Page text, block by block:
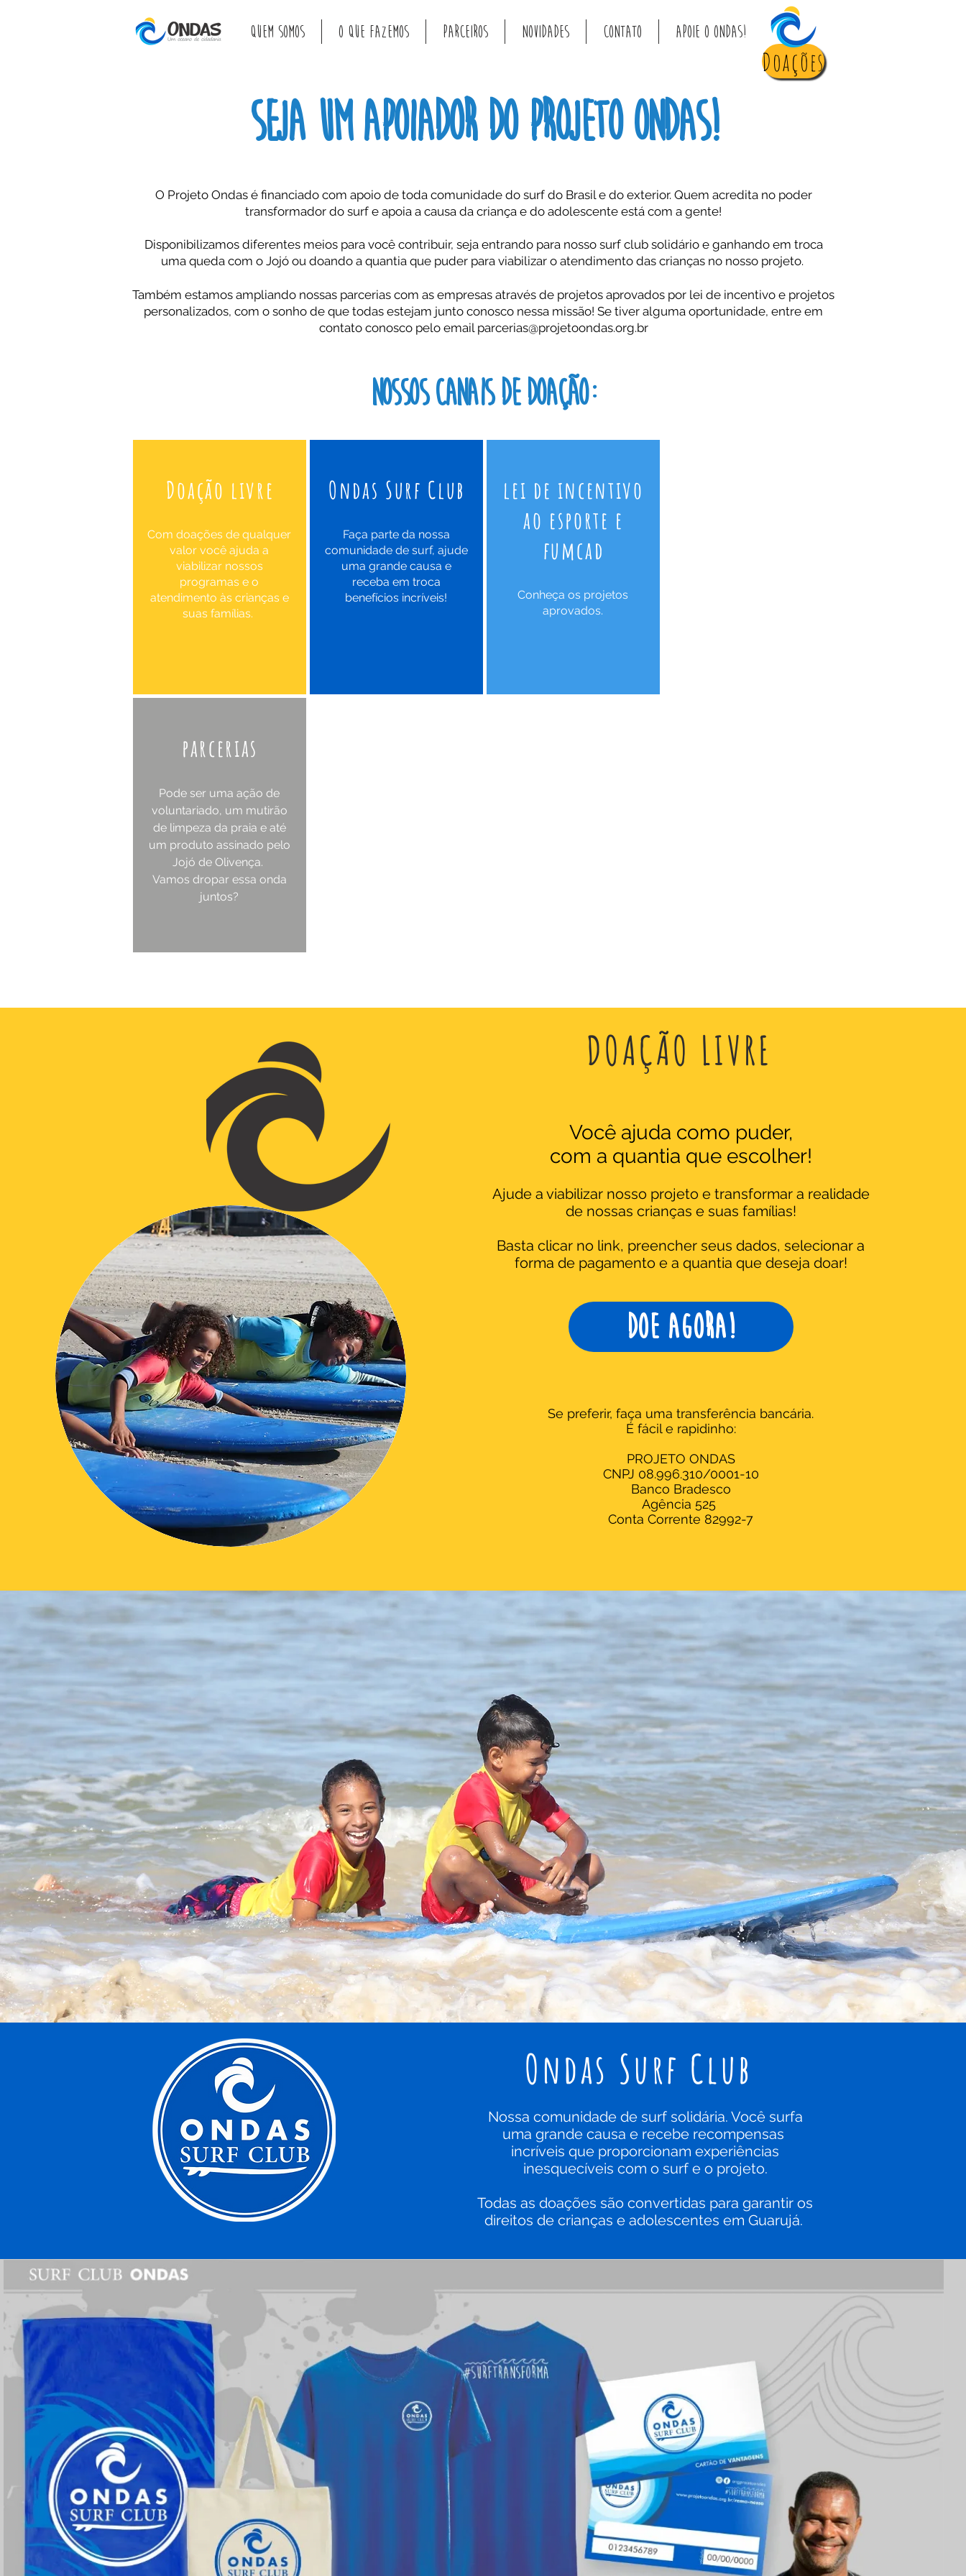
QUEM SOMOS O QUE FAZEMOS PARCEIROS NOVIDADES CONTATO APOIE O ONDAS!
Doações
seja um apoiador DO PROJETO ONDAS!
O Projeto Ondas é financiado com apoio de toda comunidade do surf do Brasil e do exterior. Quem acredita no poder
transformador do surf e apoia a causa da criança e do adolescente está com a gente!
Disponibilizamos diferentes meios para você contribuir, seja entrando para nosso surf club solidário e ganhando em troca
uma queda com o Jojó ou doando a quantia que puder para viabilizar o atendimento das crianças no nosso projeto.
Também estamos ampliando nossas parcerias com as empresas através de projetos aprovados por lei de incentivo e projetos
personalizados, com o sonho de que todas estejam junto conosco nessa missão! Se tiver alguma oportunidade, entre em
contato conosco pelo email parcerias@projetoondas.org.br
nossos canais de doação:
Doação livre
Com doações de qualquer
valor você ajuda a
viabilizar nossos
programas e o
atendimento às crianças e
suas famílias.
Ondas Surf Club
Faça parte da nossa
comunidade de surf, ajude
uma grande causa e
receba em troca
benefícios incríveis!
lei de incentivo
ao esporte e
fumcad
Conheça os projetos
aprovados.
parcerias
Pode ser uma ação de
voluntariado, um mutirão
de limpeza da praia e até
um produto assinado pelo
Jojó de Olivença.
Vamos dropar essa onda
juntos?
DOAÇÃO LIVRE
Você ajuda como puder,
com a quantia que escolher!
Ajude a viabilizar nosso projeto e transformar a realidade
de nossas crianças e suas famílias!
Basta clicar no link, preencher seus dados, selecionar a
forma de pagamento e a quantia que deseja doar!
doe agora!
Se preferir, faça uma transferência bancária.
É fácil e rapidinho:
PROJETO ONDAS
CNPJ 08.996.310/0001-10
Banco Bradesco
Agência 525
Conta Corrente 82992-7
Ondas Surf Club
Nossa comunidade de surf solidária. Você surfa
uma grande causa e recebe recompensas
incríveis que proporcionam experiências
inesquecíveis com o surf e o projeto.
Todas as doações são convertidas para garantir os
direitos de crianças e adolescentes em Guarujá.